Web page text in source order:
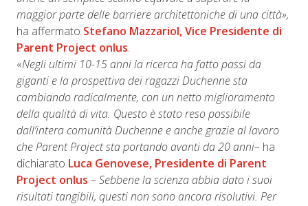
maggior parte delle barriere architettoniche di una città»,
ha affermato Stefano Mazzariol, Vice Presidente di
Parent Project onlus.
«Negli ultimi 10-15 anni la ricerca ha fatto passi da
giganti e la prospettiva dei ragazzi Duchenne sta
cambiando radicalmente, con un netto miglioramento
della qualità di vita. Questo è stato reso possibile
dall’intera comunità Duchenne e anche grazie al lavoro
che Parent Project sta portando avanti da 20 anni– ha
dichiarato Luca Genovese, Presidente di Parent
Project onlus –Sebbene la scienza abbia dato i suoi
risultati tangibili, questi non sono ancora risolutivi. Per